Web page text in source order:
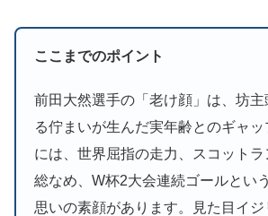
ここまでのポイント
前田大然選手の「老け顔」は、坊
る佇まいが生んだ実年齢とのギャ
には、世界屈指の走力、スコット
総なめ、W杯2大会連続ゴールとい
思いの素顔があります。見た目イジ